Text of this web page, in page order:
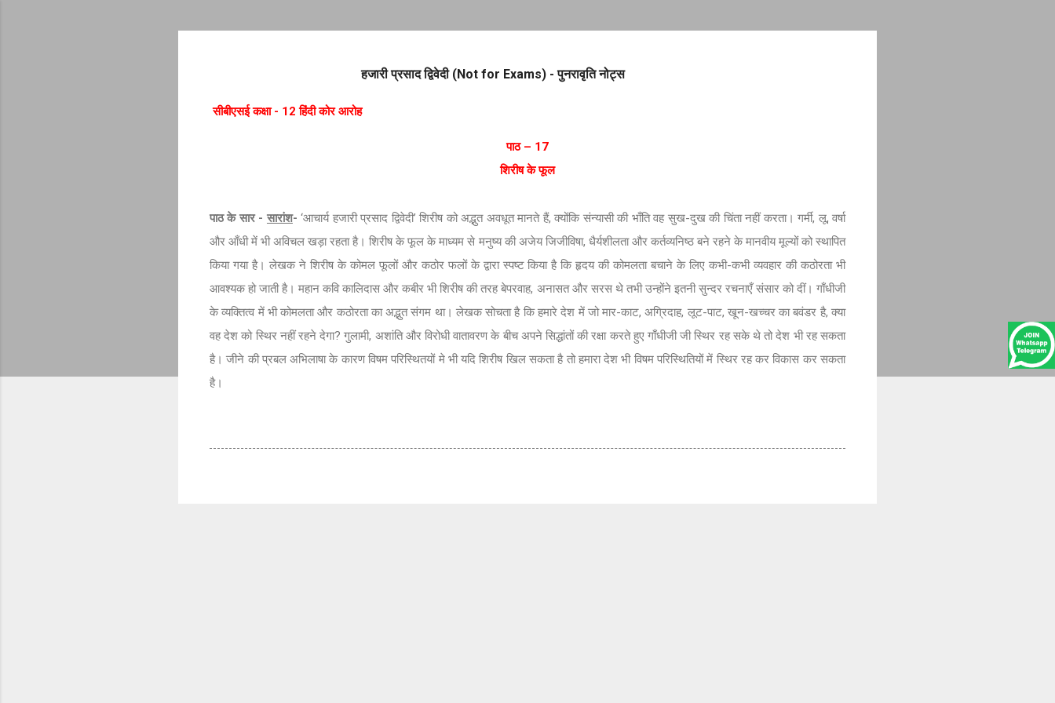
हजारी प्रसाद द्विवेदी (Not for Exams) - पुनरावृति नोट्स
सीबीएसई कक्षा - 12 हिंदी कोर आरोह
पाठ – 17
शिरीष के फूल
पाठ के सार - सारांश-‘आचार्य हजारी प्रसाद द्विवेदी’ शिरीष को अद्भुत अवधूत मानते हैं, क्योंकि संन्यासी की भाँति वह सुख-दुख की चिंता नहीं करता। गर्मी, लू, वर्षा
और आँधी में भी अविचल खड़ा रहता है। शिरीष के फूल के माध्यम से मनुष्य की अजेय जिजीविषा, धैर्यशीलता और कर्तव्यनिष्ठ बने रहने के मानवीय मूल्यों को स्थापित
किया गया है। लेखक ने शिरीष के कोमल फूलों और कठोर फलों के द्वारा स्पष्ट किया है कि हृदय की कोमलता बचाने के लिए कभी-कभी व्यवहार की कठोरता भी
आवश्यक हो जाती है। महान कवि कालिदास और कबीर भी शिरीष की तरह बेपरवाह, अनासत और सरस थे तभी उन्होंने इतनी सुन्दर रचनाएँ संसार को दीं। गाँधीजी
के व्यक्तित्व में भी कोमलता और कठोरता का अद्भुत संगम था। लेखक सोचता है कि हमारे देश में जो मार-काट, अग्रिदाह, लूट-पाट, खून-खच्चर का बवंडर है, क्या
वह देश को स्थिर नहीं रहने देगा? गुलामी, अशांति और विरोधी वातावरण के बीच अपने सिद्धांतों की रक्षा करते हुए गाँधीजी जी स्थिर रह सके थे तो देश भी रह सकता
है। जीने की प्रबल अभिलाषा के कारण विषम परिस्थितयों मे भी यदि शिरीष खिल सकता है तो हमारा देश भी विषम परिस्थितियों में स्थिर रह कर विकास कर सकता
है।